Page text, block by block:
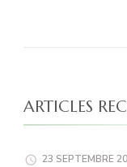
ARTICLES
23 SEPTEMBRE